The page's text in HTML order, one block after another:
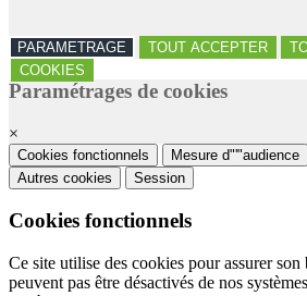
PARAMETRAGE TOUT ACCEPTER
COOKIES
Paramétrages de cookies
×
Cookies fonctionnels Mesure d"'"audience
Autres cookies
Session
Cookies fonctionnels
Ce site utilise des cookies pour assurer
peuvent pas être désactivés de nos